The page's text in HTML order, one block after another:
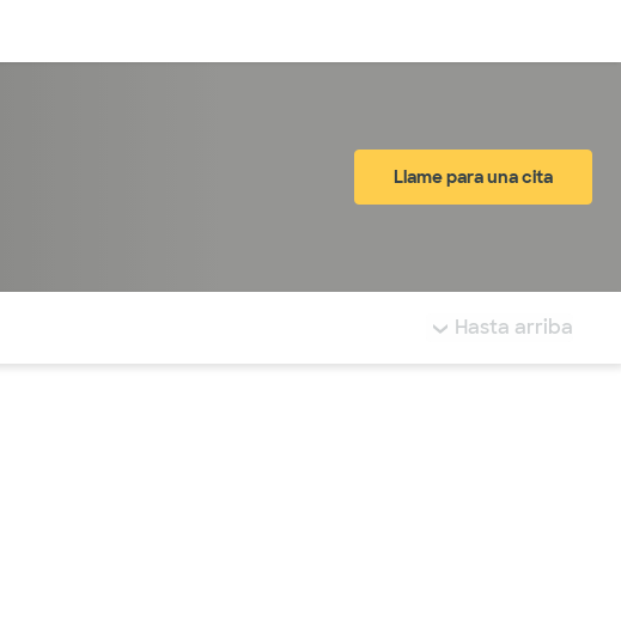
Llame para una cita
Hasta arriba